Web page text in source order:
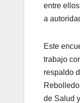
entre
a
Este
trabajo
respaldo
de Salud